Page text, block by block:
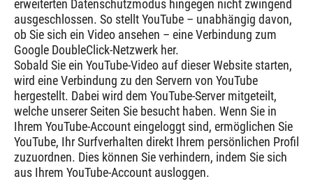
erweiterten Datenschutzmodus hingegen nicht zwingend
ausgeschlossen. So stellt YouTube – unabhängig davon,
ob Sie sich ein Video ansehen – eine Verbindung zum
Google DoubleClick-Netzwerk her.
Sobald Sie ein YouTube-Video auf dieser Website starten,
wird eine Verbindung zu den Servern von YouTube
hergestellt. Dabei wird dem YouTube-Server mitgeteilt,
welche unserer Seiten Sie besucht haben. Wenn Sie in
Ihrem YouTube-Account eingeloggt sind, ermöglichen Sie
YouTube, Ihr Surfverhalten direkt Ihrem persönlichen Profil
zuzuordnen. Dies können Sie verhindern, indem Sie sich
aus Ihrem YouTube-Account ausloggen.